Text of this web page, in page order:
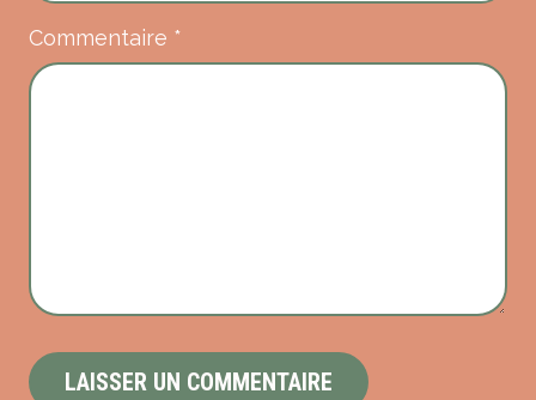
Commentaire *